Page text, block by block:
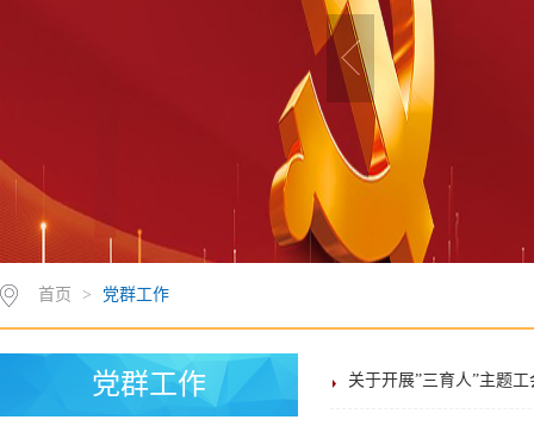
首页 > 党群工作
党群工作 关于开展”三育人”主题